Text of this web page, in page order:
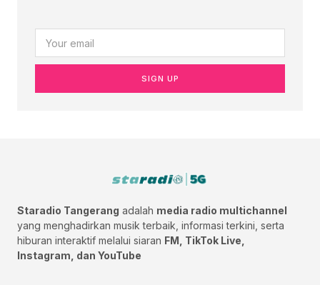
SIGN UP
Staradio Tangerang adalah media radio multichannel
yang menghadirkan musik terbaik, informasi terkini, serta
hiburan interaktif melalui siaran FM, TikTok Live,
Instagram, dan YouTube